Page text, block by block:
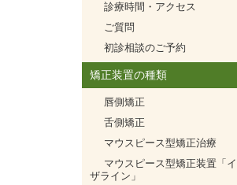
診療時間・アクセス
ご質問
初診相談のご予約
矯正装置の種類
唇側矯正
舌側矯正
マウスピース型矯正治療
マウスピース型矯正装置「
ザライン」